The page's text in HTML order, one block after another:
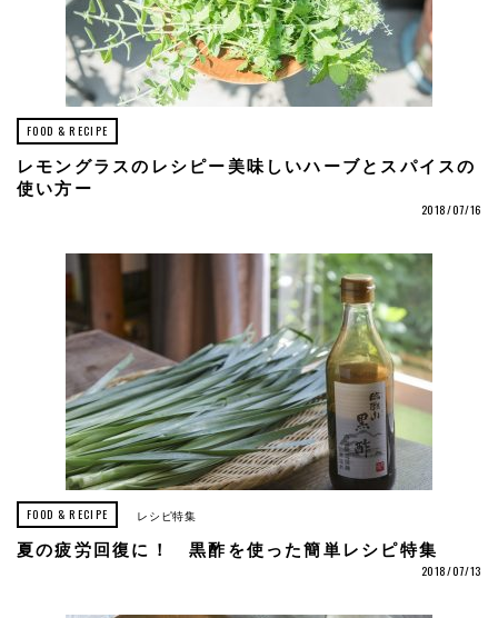
FOOD & RECIPE
レモングラスのレシピー美味しいハーブとスパイスの
使い方ー
2018/07/16
FOOD & RECIPE レシピ特集
夏の疲労回復に！ 黒酢を使った簡単レシピ特集
2018/07/13